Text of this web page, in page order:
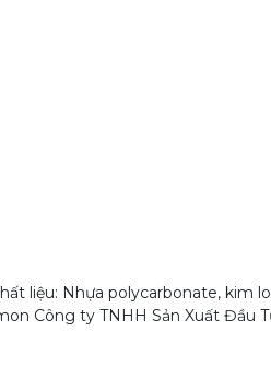
liệu: Nhựa polycarbonate, kim
Công ty TNHH Sản Xuất Đầu